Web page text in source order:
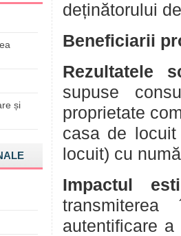
și
deținătorului
Beneficiarii
Rezultatele
supuse
proprietate
casa de
locuit) cu
Impactul
autentificare